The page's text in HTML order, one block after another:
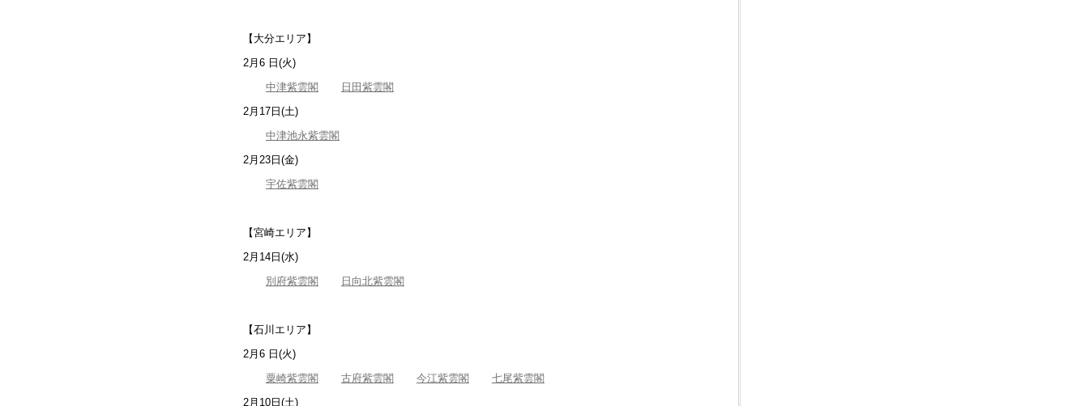
【大分エリア】
2月6 日(火)
中津紫雲閣 日田紫雲閣
2月17日(土)
中津池永紫雲閣
2月23日(金)
宇佐紫雲閣
【宮崎エリア】
2月14日(水)
別府紫雲閣 日向北紫雲閣
【石川エリア】
2月6 日(火)
粟崎紫雲閣 古府紫雲閣 今江紫雲閣 七尾紫雲閣
2月10日(土)